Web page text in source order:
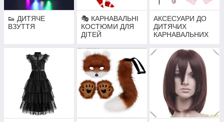
👟 ДИТЯЧЕ
ВЗУТТЯ
🎭 КАРНАВАЛЬНІ
КОСТЮМИ ДЛЯ
ДІТЕЙ
АКСЕСУАРИ ДО
ДИТЯЧИХ
КАРНАВАЛЬНИХ
МАСКИ,
СПІДНИЧКИ,
НАБОРИ
ПРИНЦЕС,
АКСЕСУАРИ
ГЕРОЇВ і тд